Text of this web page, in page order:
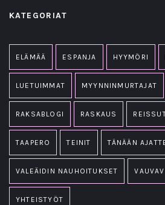
KATEGORIAT
ELÄMÄÄ ESPANJA HYYMÖRI
LUETUIMMAT MYYNNINMURTAJAT
RAKSABLOGI RASKAUS
TAAPERO TEINIT TÄNÄÄN
VALEÄIDIN NAUHOITUKSET
YHTEISTYÖT